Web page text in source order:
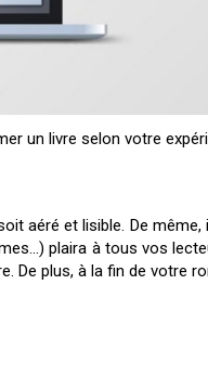
un livre selon votre
aéré et lisible. De
plaira à tous vos
plus, à la fin de votre